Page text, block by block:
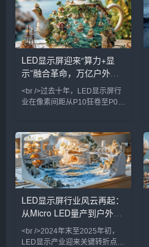
Micro LED芯片的良率提升至
99.9%以上。与传统的LCD和
OLED相比，Micro LED在亮
度、响应速度和功耗方面展现出
碾压性优势，尤其在户外大屏和
高端商用显示领域，其亮度可达
20000尼特以上，即使正午阳光
LED显示屏迎来“算力+显
示”融合革命，万亿户外媒
体市场重新洗牌
<br />过去十年，LED显示屏行
业在像素间距从P10狂卷至P0.9
示，行业正在经历一场由“芯片
倒装+COB集成封装”驱动的根本
性变革。多家头部厂商已实现
P0.4以下Micro LED显示屏的良
率突破，单位成本较2023年下
降近60%。在深圳举行的国际
LED展上，一款采用玻璃基板的
透明Micro LED屏惊艳全场——
LED显示屏行业风云再起：
从Micro LED量产到户外广
告新蓝海，一场显示革命正
在进行
<br />2024年末至2025年初，
LED显示产业迎来关键转折点。